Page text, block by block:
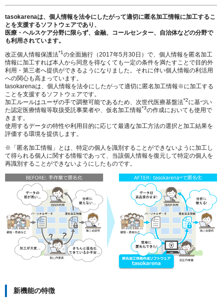
tasokarenaは、個人情報を法令にしたがって適切に匿名加工情報に加工するこ
とを支援するソフトウェアであり、
医療・ヘルスケア分野に限らず、金融、コールセンター、自治体などの分野で
も利用されています。
改正個人情報保護法*1の全面施行（2017年5月 30日）で、個人情報を匿名加工
情報に加工すれば本人から同意を得なくても一定の条件を満たすことで目的外
利用・第三者へ提供ができるようになりました。それに伴い個人情報の利活用
への関心も高まっています。
tasokarenaは、個人情報を法令にしたがって適切に匿名加工情報※に加工する
ことを支援するソフトウェアです。
加工ルールはユーザの手で調整可能であるため、次世代医療基盤法*2に基づい
た認定医療情報等取扱受託事業者や、仮名加工情報*3の作成においても使用で
きます。
使用するデータの特性や利用目的に応じて最適な加工方法の選択と加工結果を
評価する環境を提供します。
※「匿名加工情報」とは、特定の個人を識別することができないように加工し
て得られる個人に関する情報であって、当該個人情報を復元して特定の個人を
再識別することができないようにしたものです。
新機能の特徴